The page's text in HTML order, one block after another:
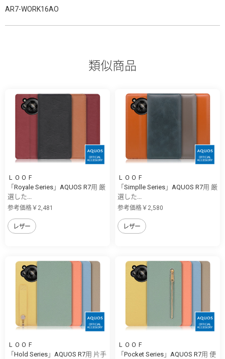
AR7-WORK16AO
類似商品
ＬＯＯＦ
「Royale Series」AQUOS R7用 厳
選した...
参考価格￥2,481
レザー
ＬＯＯＦ
「Simplle Series」AQUOS R7用 厳
選した...
参考価格￥2,580
レザー
ＬＯＯＦ
「Hold Series」AQUOS R7用 片手
ＬＯＯＦ
「Pocket Series」AQUOS R7用 便